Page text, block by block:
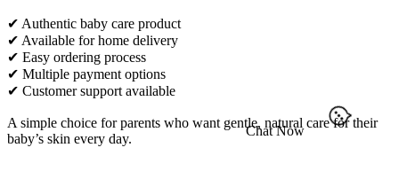
✔ Authentic baby care product
✔ Available for home delivery
✔ Easy ordering process
✔ Multiple payment options
✔ Customer support available
A simple choice for parents who want gentle, natural care for their
baby’s skin every day.
Chat Now